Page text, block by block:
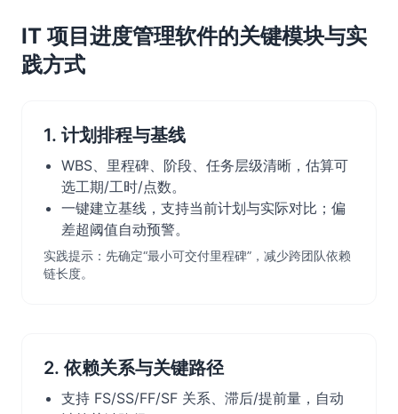
IT 项目进度管理软件的关键模块与实
践方式
1. 计划排程与基线
WBS、里程碑、阶段、任务层级清晰，估算可
选工期/工时/点数。
一键建立基线，支持当前计划与实际对比；偏
差超阈值自动预警。
实践提示：先确定“最小可交付里程碑”，减少跨团队依赖
链长度。
2. 依赖关系与关键路径
支持 FS/SS/FF/SF 关系、滞后/提前量，自动